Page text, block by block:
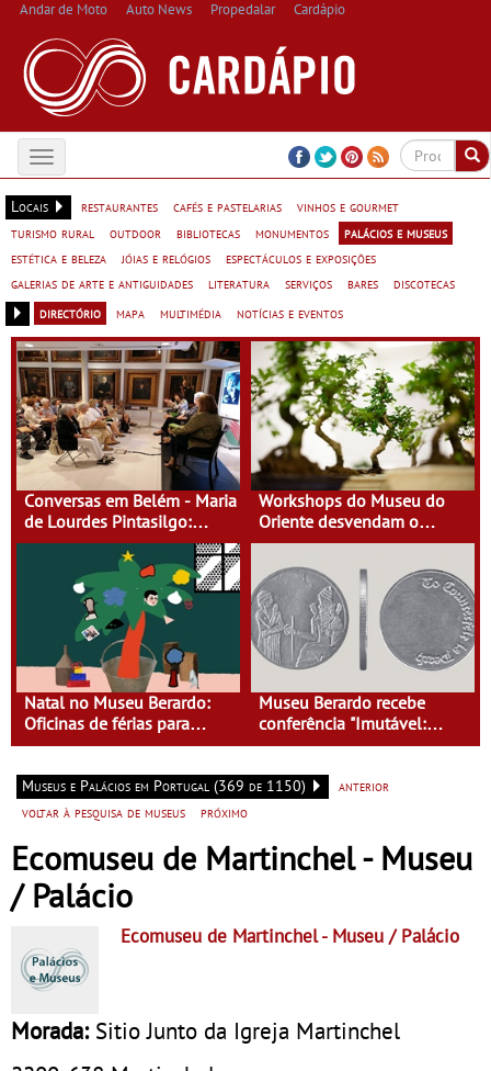
Andar de Moto Auto News Propedalar Cardápio
Toggle
navigation
Locais
restaurantes cafés e pastelarias
vinhos e gourmet
turismo rural
outdoor bibliotecas monumentos
palácios e museus
estética e beleza
jóias e relógios
espectáculos e exposições
galerias de arte e antiguidades
literatura serviços bares
discotecas
directório
mapa multimédia notícias e eventos
Conversas em Belém - Maria
de Lourdes Pintasilgo:
Mulher de um Tempo Novo
Workshops do Museu do
Oriente desvendam o
mundo natural
Natal no Museu Berardo:
Oficinas de férias para
crianças dos 4 aos 13 anos
Museu Berardo recebe
conferência "Imutável:
Desenhando História" por
Museus e Palácios em Portugal (369 de 1150)
anterior
voltar à pesquisa de museus
próximo
Ecomuseu de Martinchel - Museu
/ Palácio
Ecomuseu de Martinchel- Museu / Palácio
Morada: Sitio Junto da Igreja Martinchel